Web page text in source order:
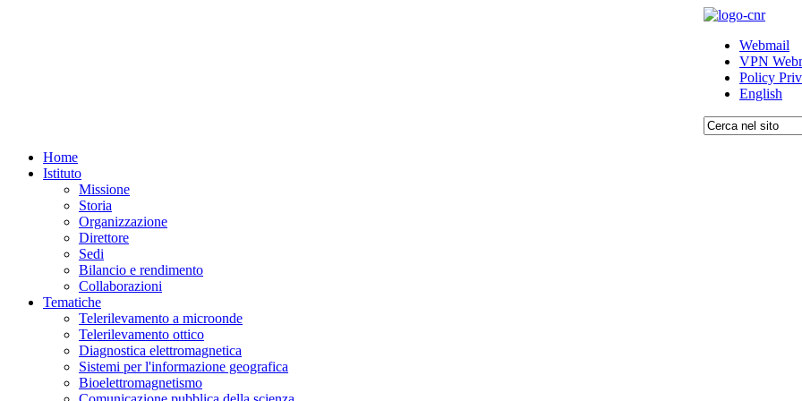
Webmail
VPN
Policy
English
Home
Istituto
Missione
Storia
Organizzazione
Direttore
Sedi
Bilancio e rendimento
Collaborazioni
Tematiche
Telerilevamento a microonde
Telerilevamento ottico
Diagnostica elettromagnetica
Sistemi per l'informazione geografica
Bioelettromagnetismo